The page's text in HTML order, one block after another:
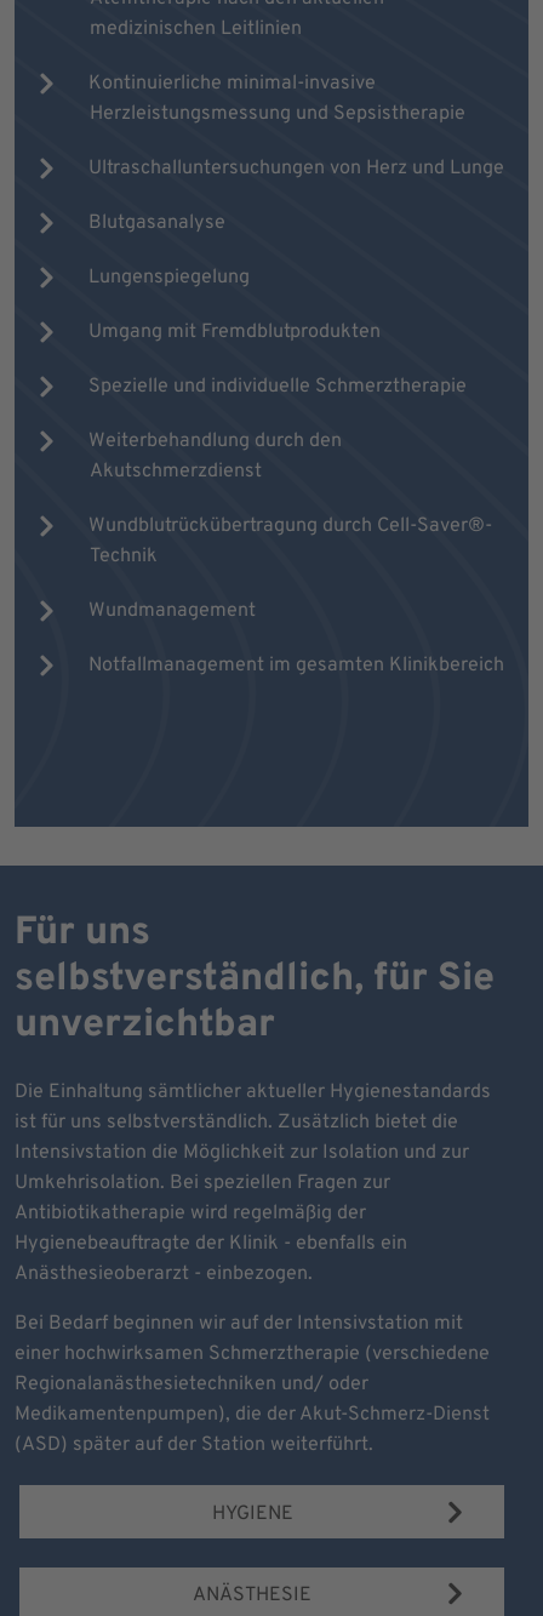
medizinischen Leitlinien
Kontinuierliche minimal-invasive
Herzleistungsmessung und Sepsistherapie
Ultraschalluntersuchungen von Herz und Lunge
Blutgasanalyse
Lungenspiegelung
Umgang mit Fremdblutprodukten
Spezielle und individuelle Schmerztherapie
Weiterbehandlung durch den
Akutschmerzdienst
Wundblutrückübertragung durch Cell-Saver®-
Technik
Wundmanagement
Notfallmanagement im gesamten Klinikbereich
Für uns
selbstverständlich, für Sie
unverzichtbar
Die Einhaltung sämtlicher aktueller Hygienestandards
ist für uns selbstverständlich. Zusätzlich bietet die
Intensivstation die Möglichkeit zur Isolation und zur
Umkehrisolation. Bei speziellen Fragen zur
Antibiotikatherapie wird regelmäßig der
Hygienebeauftragte der Klinik - ebenfalls ein
Anästhesieoberarzt - einbezogen.
Bei Bedarf beginnen wir auf der Intensivstation mit
einer hochwirksamen Schmerztherapie (verschiedene
Regionalanästhesietechniken und/ oder
Medikamentenpumpen), die der Akut-Schmerz-Dienst
(ASD) später auf der Station weiterführt.
HYGIENE
ANÄSTHESIE